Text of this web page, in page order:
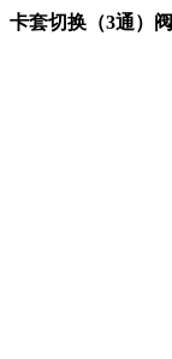
卡套切换（3通）